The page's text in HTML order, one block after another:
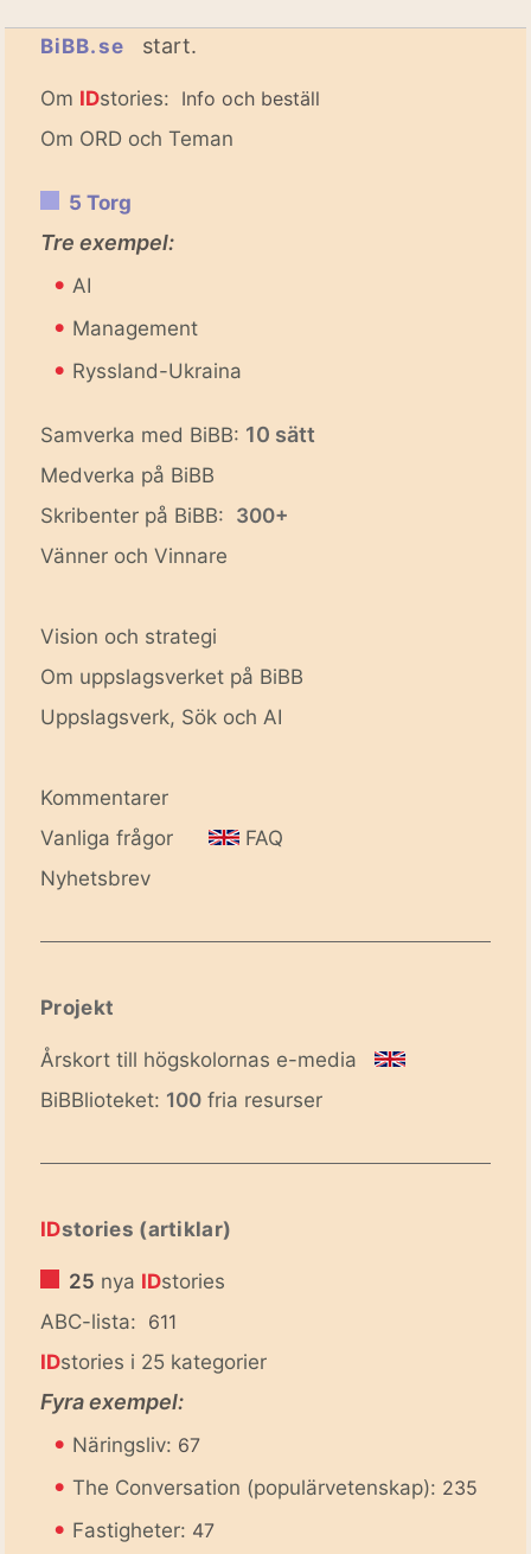
BiBB.se start.
Om IDstories: Info och beställ
Om ORD och Teman
5 Torg
Tre exempel:
• AI
• Management
• Ryssland-Ukraina
Samverka med BiBB: 10 sätt
Medverka på BiBB
Skribenter på BiBB: 300+
Vänner och Vinnare
Vision och strategi
Om uppslagsverket på BiBB
Uppslagsverk, Sök och AI
Kommentarer
Vanliga frågor
FAQ
Nyhetsbrev
Projekt
Årskort till högskolornas e-media
BiBBlioteket: 100 fria resurser
IDstories (artiklar)
25 nya IDstories
ABC-lista: 611
IDstories i 25 kategorier
Fyra exempel:
• Näringsliv: 67
• The Conversation (populärvetenskap): 235
• Fastigheter: 47